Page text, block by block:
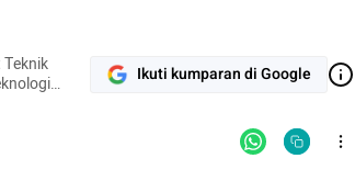
Ikuti kumparan di Google